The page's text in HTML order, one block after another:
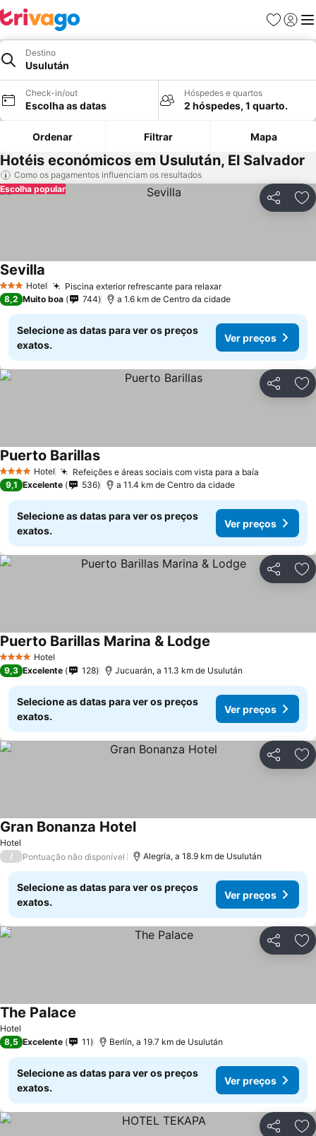
Favoritos
Iniciar
Destino
Usulután
Check-in/out
Escolha as datas
Hóspedes e quartos
2 hóspedes, 1 quarto.
Ordenar Filtrar Mapa
Hotéis económicos em Usulután, El Salvador
Como os pagamentos influenciam os resultados
Partilhar
Escolha popular
3 EstrelasHotel Piscina exterior refrescante para relaxar
Sevilla
8,2 Muito boa 744 a 1.6 km de Centro da cidade
Selecione as datas para ver os preços
exatos.
Ver preços
Partilhar
4 EstrelasHotel Refeições e áreas sociais com vista para a baía
Puerto Barillas
9,1 Excelente 536 a 11.4 km de Centro da cidade
Selecione as datas para ver os preços
exatos.
Ver preços
Partilhar
4 EstrelasHotel
Puerto Barillas Marina & Lodge
9,3 Excelente 128 Jucuarán, a 11.3 km de Usulután
Selecione as datas para ver os preços
exatos.
Ver preços
Partilhar
Hotel
Gran Bonanza Hotel
/ Pontuação não disponível Alegría, a 18.9 km de Usulután
Selecione as datas para ver os preços
exatos.
Ver preços
Partilhar
Hotel
The Palace
8,5 Excelente 11 Berlín, a 19.7 km de Usulután
Selecione as datas para ver os preços
exatos.
Ver preços
Partilhar